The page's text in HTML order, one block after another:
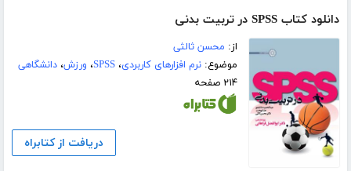
دانلود کتاب SPSS در تربیت بدنی
از: محسن ثالثی
موضوع:نرم افزارهای کاربردی،SPSS، ورزش،دانشگاهی
۲۱۴ صفحه
دریافت از کتابراه